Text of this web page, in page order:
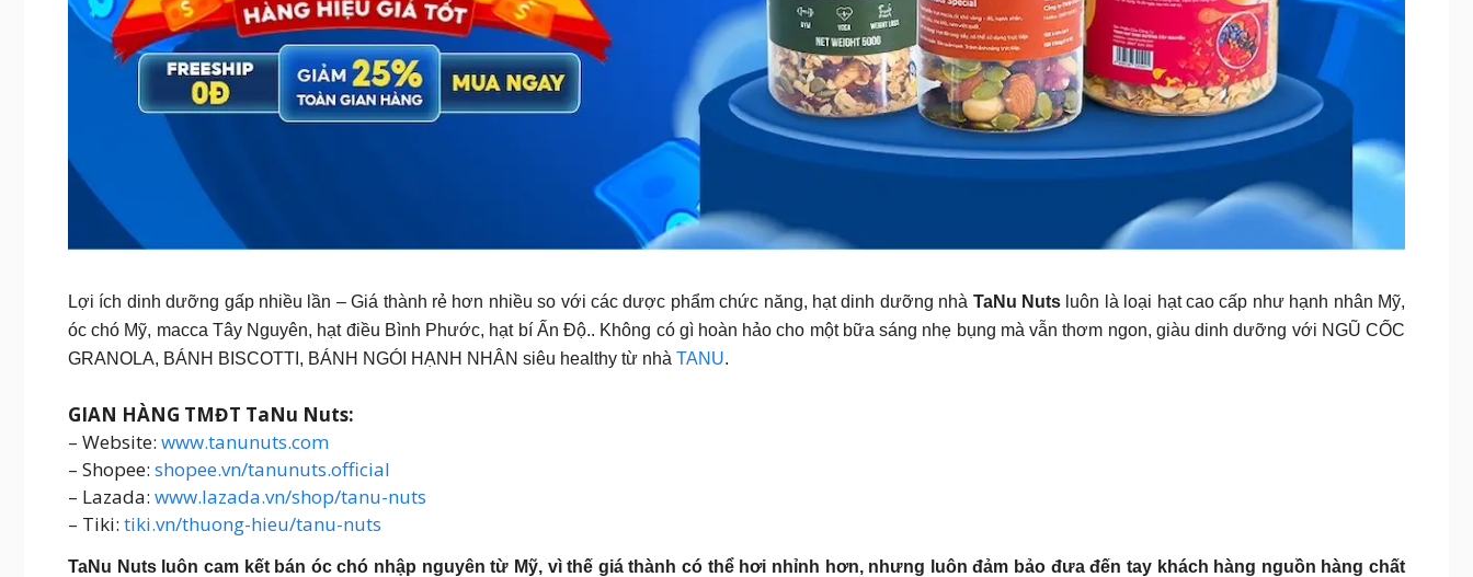
Lợi ích dinh dưỡng gấp nhiều lần – Giá thành rẻ hơn nhiều so với các dược phẩm chức năng, hạt dinh dưỡng nhà TaNu Nuts luôn là loại hạt cao cấp như hạnh nhân Mỹ,
óc chó Mỹ, macca Tây Nguyên, hạt điều Bình Phước, hạt bí Ấn Độ.. Không có gì hoàn hảo cho một bữa sáng nhẹ bụng mà vẫn thơm ngon, giàu dinh dưỡng với NGŨ CỐC
GRANOLA, BÁNH BISCOTTI, BÁNH NGÓI HẠNH NHÂN siêu healthy từ nhà TANU.
GIAN HÀNG TMĐT TaNu Nuts:
– Website: www.tanunuts.com
– Shopee: shopee.vn/tanunuts.official
– Lazada: www.lazada.vn/shop/tanu-nuts
– Tiki: tiki.vn/thuong-hieu/tanu-nuts
TaNu Nuts luôn cam kết bán óc chó nhập nguyên từ Mỹ, vì thế giá thành có thể hơi nhỉnh hơn, nhưng luôn đảm bảo đưa đến tay khách hàng nguồn hàng chất